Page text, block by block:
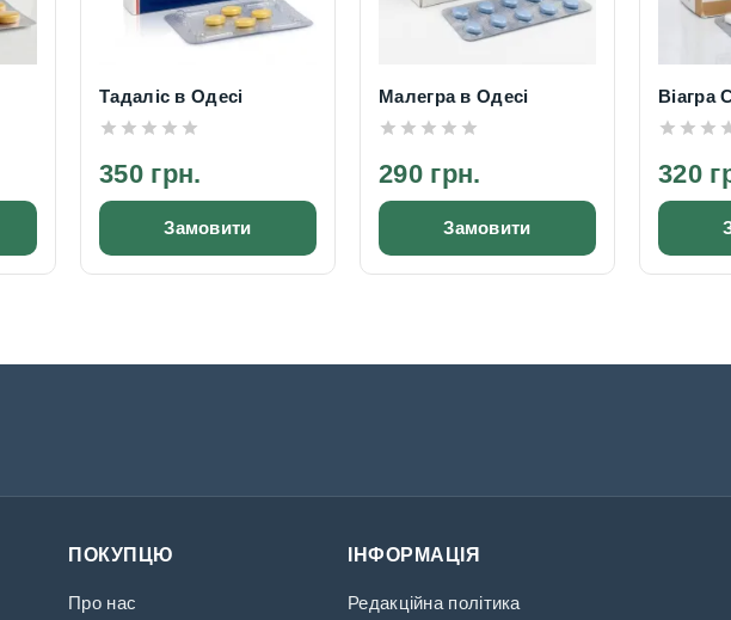
Тадаліс в Одесі
350 грн.
Замовити
Малегра в Одесі
290 грн.
Замовити
Віагра
320
ПОКУПЦЮ
Про нас
ІНФОРМАЦІЯ
Редакційна політика